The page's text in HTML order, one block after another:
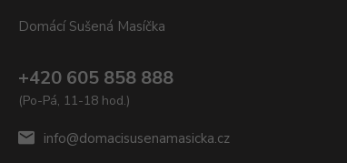
Domácí Sušená Masíčka
+420 605 858 888
(Po-Pá, 11-18 hod.)
info@domacisusenamasicka.cz